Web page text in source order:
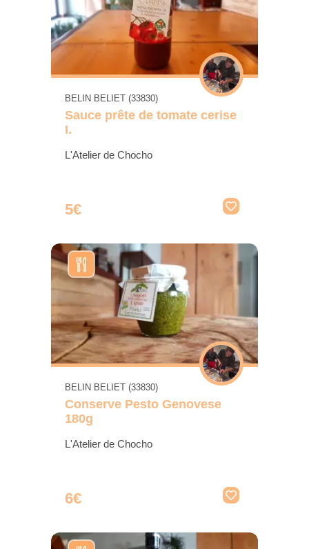
BELIN BELIET (33830)
Sauce prête de tomate cerise
I.
L'Atelier de Chocho
5€
BELIN BELIET (33830)
Conserve Pesto Genovese
180g
L'Atelier de Chocho
6€